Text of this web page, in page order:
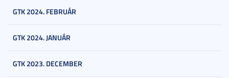
GTK 2024. FEBRUÁR
GTK 2024. JANUÁR
GTK 2023. DECEMBER